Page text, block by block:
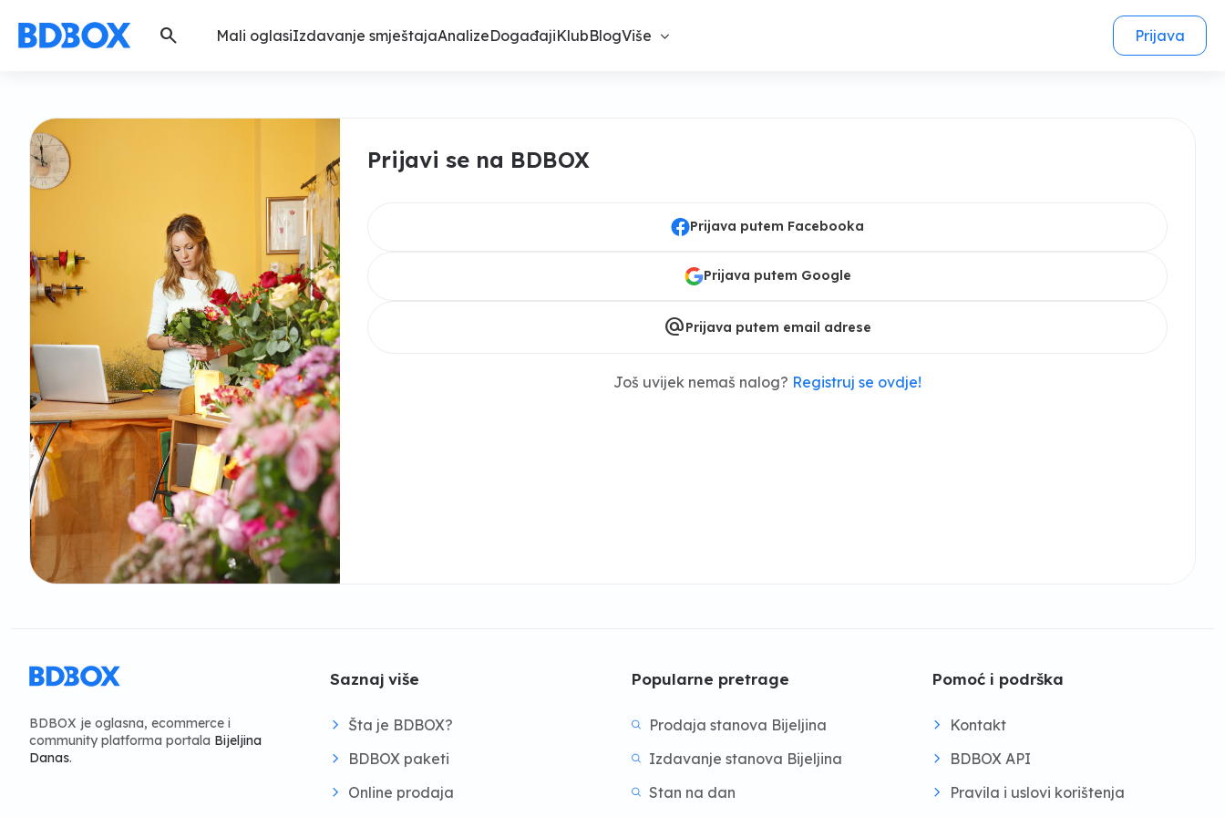
search Mali oglasiIzdavanje smještajaAnalizeDogađajiKlubBlogViše Prijava
Prijavi se na BDBOX
Prijava putem Facebooka
Prijava putem Google
alternate_emailPrijava putem email adrese
Još uvijek nemaš nalog? Registruj se ovdje!
BDBOX je oglasna, ecommerce i
community platforma portala Bijeljina
Danas.
Saznaj više
Šta je BDBOX?
BDBOX paketi
Online prodaja
Popularne pretrage
Prodaja stanova Bijeljina
Izdavanje stanova Bijeljina
Stan na dan
Pomoć i podrška
Kontakt
BDBOX API
Pravila i uslovi korištenja